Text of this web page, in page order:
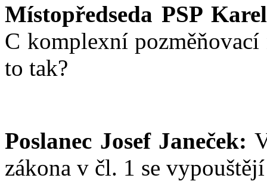
Místopředseda PSP
C komplexní
to tak?
Poslanec Josef Janeček:
zákona v čl. 1 se